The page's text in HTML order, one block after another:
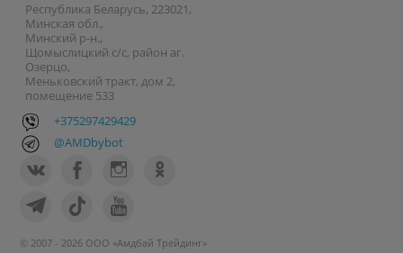
Республика Беларусь, 223021,
Минская обл.,
Минский р-н.,
Щомыслицкий с/с, район аг.
Озерцо,
Меньковский тракт, дом 2,
помещение 533
+375297429429
@AMDbybot
© 2007 - 2026 ООО «Амдбай Трейдинг»